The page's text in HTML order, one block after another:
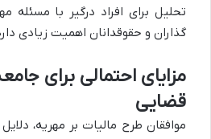
تحلیل برای افراد درگیر با
گذاران و حقوقدانان اهمیت زیادی
مزایای احتمالی برای
قضایی
موافقان طرح مالیات بر مهریه،